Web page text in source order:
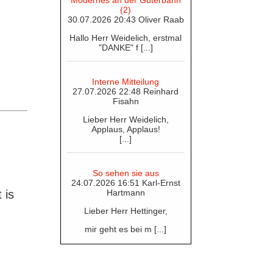
is
(2)
30.07.2026 20:43 Oliver Raab
Hallo Herr Weidelich, erstmal
"DANKE" f [...]
Interne Mitteilung
27.07.2026 22:48 Reinhard
Fisahn
Lieber Herr Weidelich,
Applaus, Applaus!
[...]
So sehen sie aus
24.07.2026 16:51 Karl-Ernst
Hartmann
Lieber Herr Hettinger,
mir geht es bei m [...]